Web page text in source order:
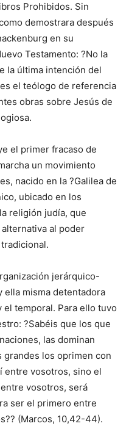
Prohibidos. Sin
demostrara después
en su
Testamento: ?No la
la última intención del
el teólogo de referencia
obras sobre Jesús de
el primer fracaso de
un movimiento
nacido en la ?Galilea de
ubicado en los
religión judía, que
al poder
jerárquico-
ella misma detentadora
temporal. Para ello tuvo
?Sabéis que los que
las dominan
grandes los oprimen con
entre vosotros, sino el
vosotros, será
ser el primero entre
(Marcos, 10,42-44).